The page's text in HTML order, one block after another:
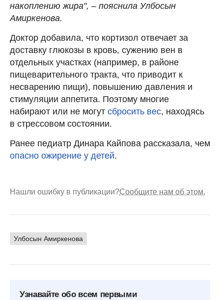
накоплению жира", – пояснила Улбосын
Амиркенова.
Доктор добавила, что кортизол отвечает за
доставку глюкозы в кровь, сужению вен в
отдельных участках (например, в районе
пищеварительного тракта, что приводит к
несварению пищи), повышению давления и
стимуляции аппетита. Поэтому многие
набирают или не могут сбросить вес, находясь
в стрессовом состоянии.
Ранее педиатр Динара Кайпова рассказала, чем
опасно ожирение у детей.
Нашли ошибку в публикации?Сообщите нам об этом.
Улбосын Амиркенова
Узнавайте обо всем первыми